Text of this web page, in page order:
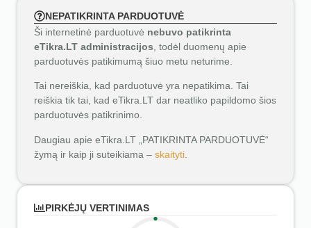
NEPATIKRINTA PARDUOTUVĖ
Ši internetinė parduotuvė nebuvo patikrinta
eTikra.LT administracijos , todėl duomenų apie
parduotuvės patikimumą šiuo metu neturime.
Tai nereiškia, kad parduotuvė yra nepatikima. Tai
reiškia tik tai, kad eTikra.LT dar neatliko papildomo šios
parduotuvės patikrinimo.
Daugiau apie eTikra.LT „PATIKRINTA PARDUOTUVĖ“
žymą ir kaip ji suteikiama – skaityti
PIRKĖJŲ VERTINIMAS